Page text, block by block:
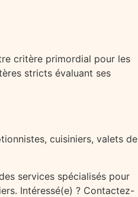
critère primordial pour les
stricts évaluant ses
cuisiniers, valets de
services spécialisés pour
Intéressé(e) ? Contactez-